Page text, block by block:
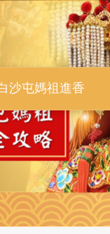
香全紀
沙屯媽祖進香